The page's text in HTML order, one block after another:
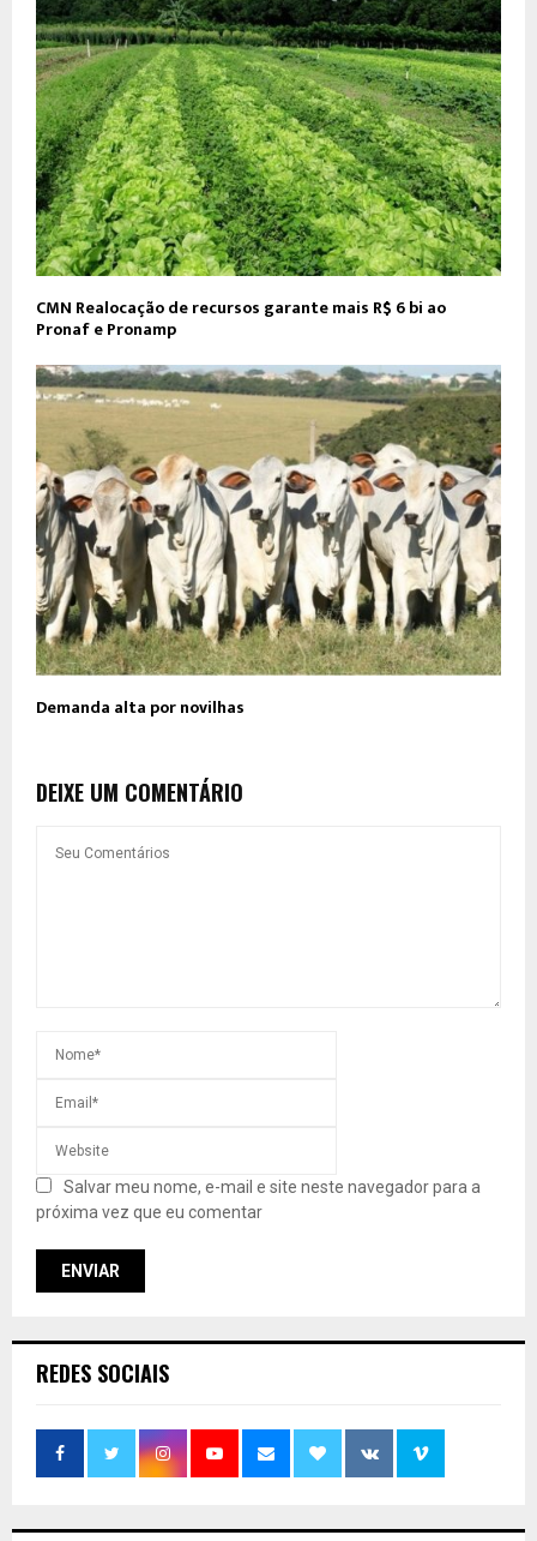
CMN Realocação de recursos garante mais R$ 6 bi ao
Pronaf e Pronamp
Demanda alta por novilhas
DEIXE UM COMENTÁRIO
Salvar meu nome, e-mail e site neste navegador para a
próxima vez que eu comentar
REDES SOCIAIS